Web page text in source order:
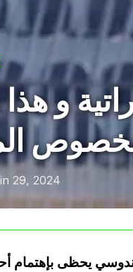
و
بخصوص
29, 2024
يحظى بإهتمام أحد